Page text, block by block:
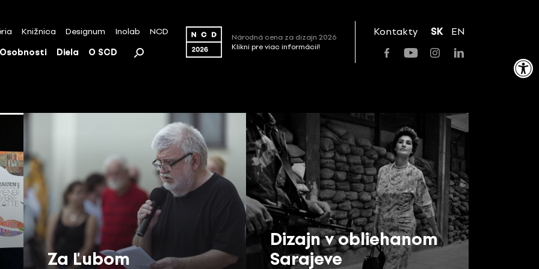
Open toolbar
Knižnica Designum Inolab NCD
Osobnosti Diela O SCD
Národná cena za dizajn 2026
Klikni pre viac informácií!
Kontakty SK EN
Za Ľubom
Dizajn v obliehanom
Sarajeve